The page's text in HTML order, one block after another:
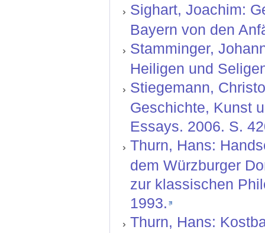
Sighart, Joachim:
Bayern von den
Stamminger,
Heiligen und
Stiegemann,
Geschichte, Kunst
Essays. 2006. S.
Thurn, Hans:
dem Würzburger
zur klassischen
1993.
Thurn, Hans: